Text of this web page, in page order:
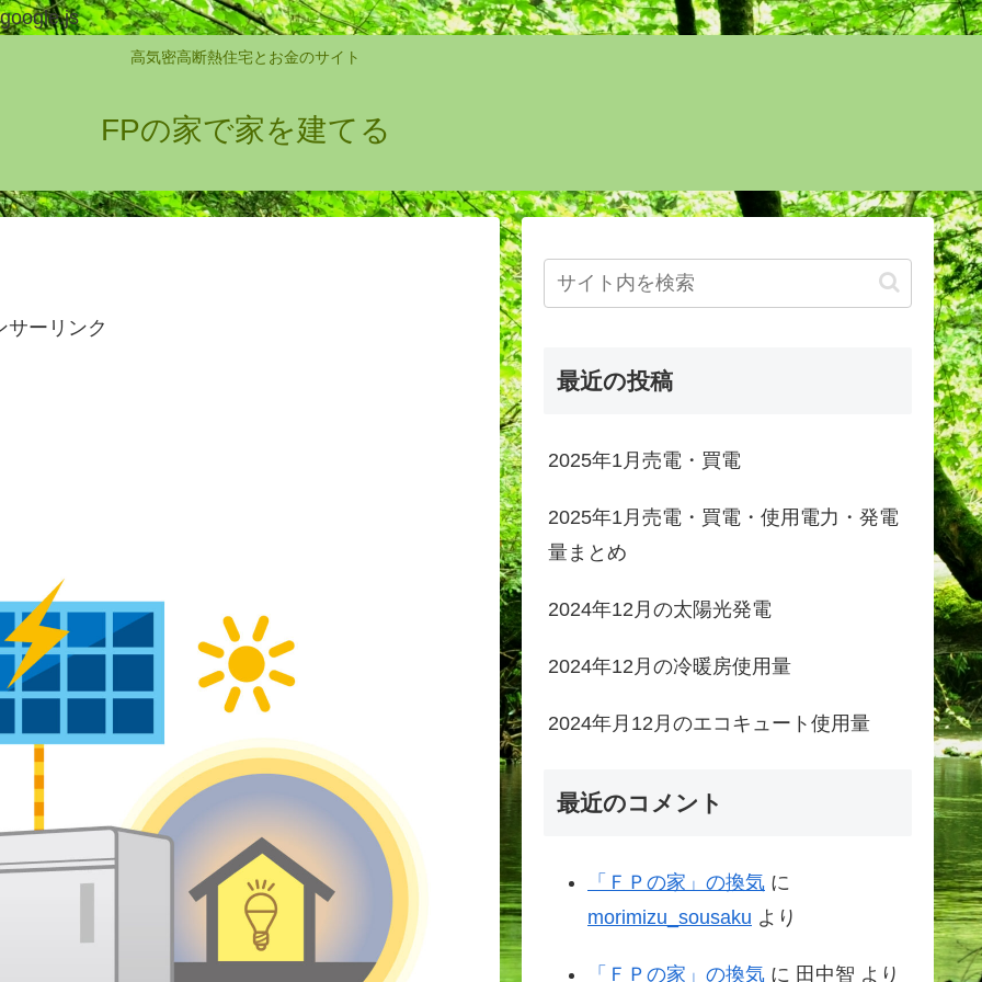
高気密高断熱住宅とお金のサイト
FPの家で家を建てる
サーリンク
最近の投稿
2025年1月売電・買電
2025年1月売電・買電・使用電力・発電
量まとめ
2024年12月の太陽光発電
2024年12月の冷暖房使用量
2024年月12月のエコキュート使用量
最近のコメント
「ＦＰの家」の換気 に
morimizu_sousaku より
「ＦＰの家」の換気 に 田中智 より